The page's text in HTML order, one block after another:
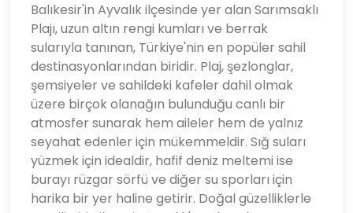
eden herkesin mutlaka ziyaret etmesi gereken bir
destinasyondur.
Mükemmel tesisleri, erişilebilirliği ve Yıl boyu süren
çekiciliği Ayvalık'ı her türden gezginin keyif alabileceği
çok yönlü bir destinasyon haline getiriyor. İster yoğun
yaz aylarında ister daha sakin ilkbahar ve sonbahar
mevsimlerinde ziyaret edin, Ayvalık'ın tarih, doğa ve
geleneksel Türk kültürünün eşsiz birleşimi, unutulmaz
ve tatmin edici bir seyahat deneyimi yaşamanızı
sağlar.
Balıkesir'in Ayvalık ilçesinde yer alan Sarımsaklı
Plajı, uzun altın rengi kumları ve berrak
sularıyla tanınan, Türkiye'nin en popüler sahil
destinasyonlarından biridir. Plaj, şezlonglar,
şemsiyeler ve sahildeki kafeler dahil olmak
üzere birçok olanağın bulunduğu canlı bir
atmosfer sunarak hem aileler hem de yalnız
seyahat edenler için mükemmeldir. Sığ suları
yüzmek için idealdir, hafif deniz meltemi ise
burayı rüzgar sörfü ve diğer su sporları için
harika bir yer haline getirir. Doğal güzelliklerle